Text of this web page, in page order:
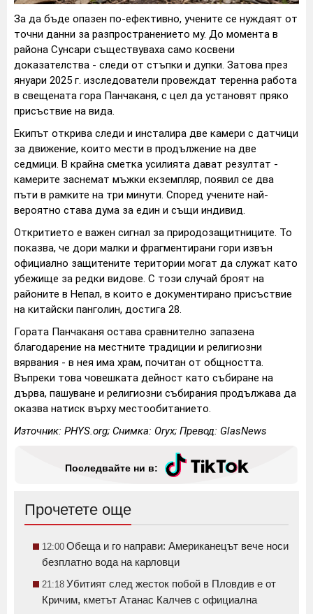
За да бъде опазен по-ефективно, учените се нуждаят от
точни данни за разпространението му. До момента в
района Сунсари съществуваха само косвени
доказателства - следи от стъпки и дупки. Затова през
януари 2025 г. изследователи провеждат теренна работа
в свещената гора Панчаканя, с цел да установят пряко
присъствие на вида.
Екипът открива следи и инсталира две камери с датчици
за движение, които мести в продължение на две
седмици. В крайна сметка усилията дават резултат -
камерите заснемат мъжки екземпляр, появил се два
пъти в рамките на три минути. Според учените най-
вероятно става дума за един и същи индивид.
Откритието е важен сигнал за природозащитниците. То
показва, че дори малки и фрагментирани гори извън
официално защитените територии могат да служат като
убежище за редки видове. С този случай броят на
районите в Непал, в които е документирано присъствие
на китайски панголин, достига 28.
Гората Панчаканя остава сравнително запазена
благодарение на местните традиции и религиозни
вярвания - в нея има храм, почитан от общността.
Въпреки това човешката дейност като събиране на
дърва, пашуване и религиозни събирания продължава да
оказва натиск върху местообитанието.
Източник: PHYS.org; Снимка: Oryx; Превод: GlasNews
Последвайте ни в:
Прочетете още
12:00 Обеща и го направи: Американецът вече носи
безплатно вода на карловци
21:18 Убитият след жесток побой в Пловдив е от
Кричим, кметът Атанас Калчев с официална